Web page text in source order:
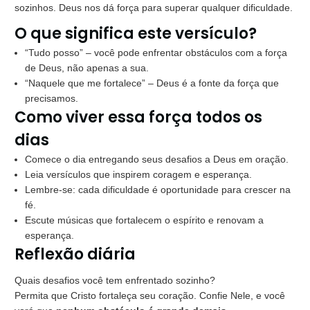
sozinhos. Deus nos dá força para superar qualquer dificuldade.
O que significa este versículo?
“Tudo posso”– você pode enfrentar obstáculos com a força
de Deus, não apenas a sua.
“Naquele que me fortalece”– Deus é a fonte da força que
precisamos.
Como viver essa força todos os
dias
Comece o dia entregando seus desafios a Deus em oração.
Leia versículos que inspirem coragem e esperança.
Lembre-se: cada dificuldade é oportunidade para crescer na
fé.
Escute músicas que fortalecem o espírito e renovam a
esperança.
Reflexão diária
Quais desafios você tem enfrentado sozinho?
Permita que Cristo fortaleça seu coração. Confie Nele, e você